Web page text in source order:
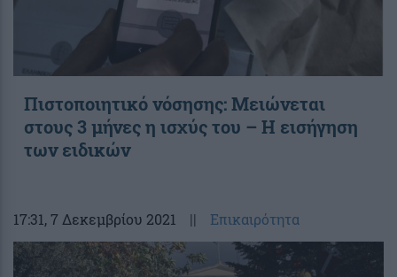
Πιστοποιητικό νόσησης: Μειώνεται
στους 3 μήνες η ισχύς του – Η εισήγηση
των ειδικών
17:31, 7 Δεκεμβρίου 2021 || Επικαιρότητα